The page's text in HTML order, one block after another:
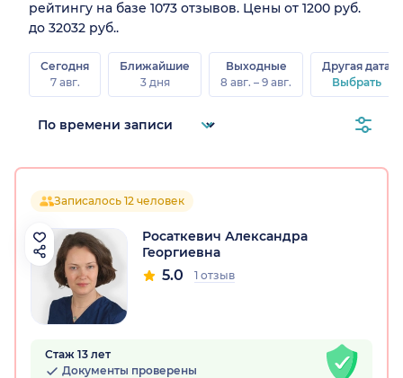
рейтингу на базе 1073 отзывов. Цены от 1200 руб.
до 32032 руб..
Сегодня
7 авг.
Ближайшие
3 дня
Выходные
8 авг. – 9 авг.
Другая дата
Выбрать
Записалось 12 человек
Росаткевич Александра
Георгиевна
5.0 1 отзыв
Стаж 13 лет
Документы проверены